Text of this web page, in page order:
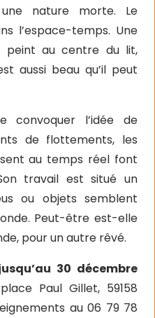
nature morte. Le
l’espace-temps. Une
peint au centre du lit,
aussi beau qu’il peut
convoquer l’idée de
de flottements, les
au temps réel font
travail est situé un
ou objets semblent
Peut-être est-elle
pour un autre rêvé.
30 décembre
Paul Gillet, 59158
au 06 79 78